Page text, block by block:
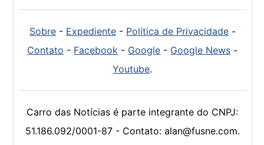
Sobre- Expediente- Política de Privacidade-
Contato - Facebook - Google - Google News -
Youtube.
Carro das Notícias é parte integrante do CNPJ:
51.186.092/0001-87 - Contato: alan@fusne.com.